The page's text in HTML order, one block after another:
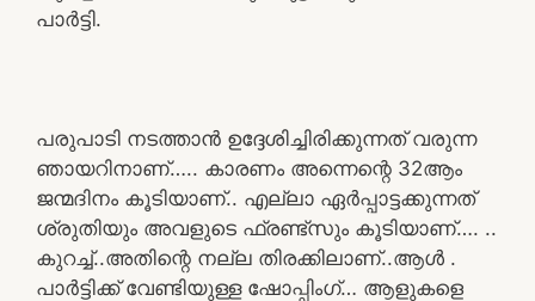
പാർട്ടി.
പരുപാടി നടത്താൻ ഉദ്ദേശിച്ചിരിക്കുന്നത് വരുന്ന
ഞായറിനാണ്….. കാരണം അന്നെന്റെ 32ആം
ജന്മദിനം കൂടിയാണ്.. എല്ലാ ഏർപ്പാട്ടക്കുന്നത്
ശ്രുതിയും അവളുടെ ഫ്രണ്ട്സും കൂടിയാണ്…. ..
കുറച്ച്..അതിന്റെ നല്ല തിരക്കിലാണ്..ആൾ .
പാർട്ടിക്ക് വേണ്ടിയുള്ള ഷോപ്പിംഗ്… ആളുകളെ